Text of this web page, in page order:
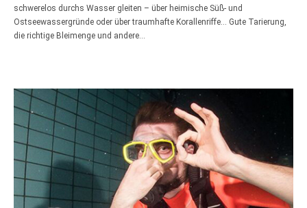
schwerelos durchs Wasser gleiten – über heimische Süß- und
Ostseewassergründe oder über traumhafte Korallenriffe… Gute Tarierung,
die richtige Bleimenge und andere…